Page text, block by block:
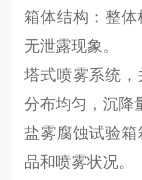
箱体结构：整
无泄露现象。
塔式喷雾系统
分布均匀，沉降
盐雾腐蚀试验
品和喷雾状况。